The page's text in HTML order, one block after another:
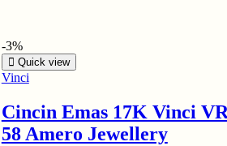
-3%
Quick view
Vinci
Cincin Emas 17K Vinci
58 Amero Jewellery